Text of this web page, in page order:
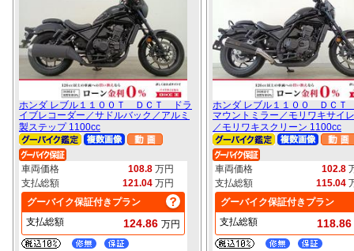
ホンダ レブル１１００Ｔ ＤＣＴ ドラ
イブレコーダー／サドルバック／アルミ
製ステップ 1100cc
車両価格 108.8 万円
支払総額
121.04 万円
グーバイク保証付きプラン
支払総額
124.86 万円
ホンダ レブル１１００ ＤＣ
マウントミラー／モリワキサイ
／モリワキスクリーン 1100cc
車両価格 102.8
支払総額
115.04
グーバイク保証付きプラン
支払総額
118.86